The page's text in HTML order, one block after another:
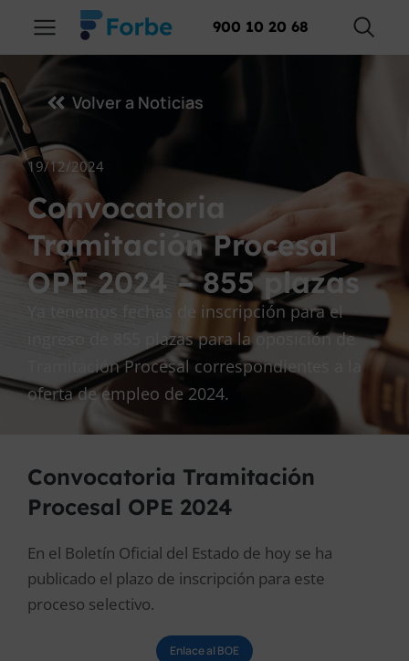
900 10 20 68
Volver a Noticias
19/12/2024
Convocatoria
Tramitación Procesal
OPE 2024 – 855 plazas
Ya tenemos fechas de inscripción para el
ingreso de 855 plazas para la oposición de
Tramitación Procesal correspondientes a la
oferta de empleo de 2024.
Convocatoria Tramitación
Procesal OPE 2024
En el Boletín Oficial del Estado de hoy se ha
publicado el plazo de inscripción para este
proceso selectivo.
Enlace al BOE